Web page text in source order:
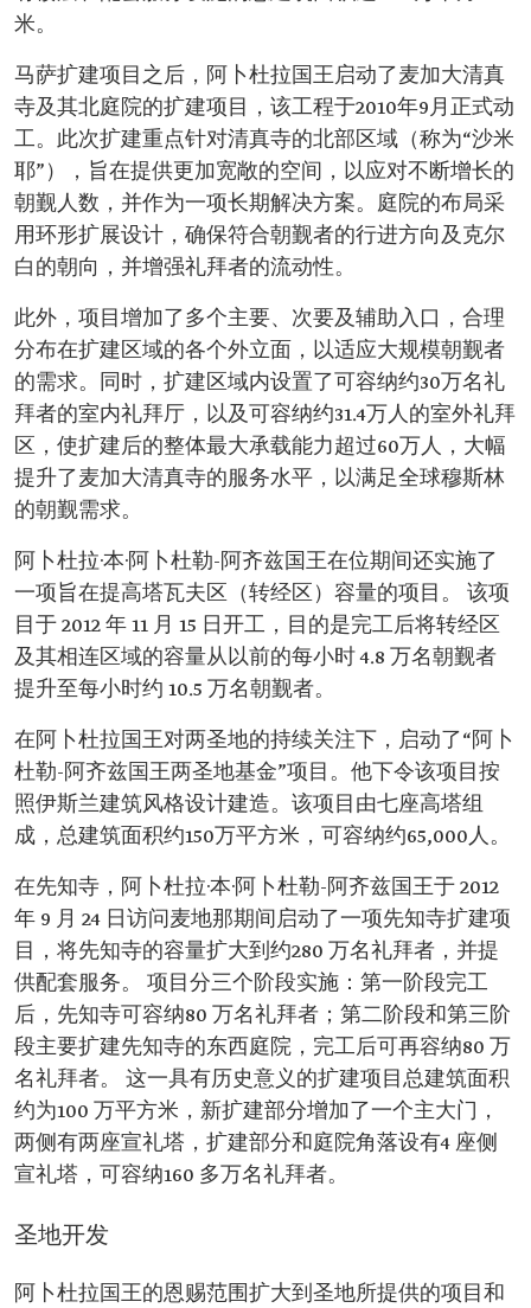
米。
马萨扩建项目之后，阿卜杜拉国王启动了麦加大清真
寺及其北庭院的扩建项目，该工程于2010年9月正式动
工。此次扩建重点针对清真寺的北部区域（称为“沙米
耶”），旨在提供更加宽敞的空间，以应对不断增长的
朝觐人数，并作为一项长期解决方案。庭院的布局采
用环形扩展设计，确保符合朝觐者的行进方向及克尔
白的朝向，并增强礼拜者的流动性。
此外，项目增加了多个主要、次要及辅助入口，合理
分布在扩建区域的各个外立面，以适应大规模朝觐者
的需求。同时，扩建区域内设置了可容纳约30万名礼
拜者的室内礼拜厅，以及可容纳约31.4万人的室外礼拜
区，使扩建后的整体最大承载能力超过60万人，大幅
提升了麦加大清真寺的服务水平，以满足全球穆斯林
的朝觐需求。
阿卜杜拉·本·阿卜杜勒-阿齐兹国王在位期间还实施了
一项旨在提高塔瓦夫区（转经区）容量的项目。 该项
目于 2012 年 11 月 15 日开工，目的是完工后将转经区
及其相连区域的容量从以前的每小时 4.8 万名朝觐者
提升至每小时约 10.5 万名朝觐者。
在阿卜杜拉国王对两圣地的持续关注下，启动了“阿卜
杜勒-阿齐兹国王两圣地基金”项目。他下令该项目按
照伊斯兰建筑风格设计建造。该项目由七座高塔组
成，总建筑面积约150万平方米，可容纳约65,000人。
在先知寺，阿卜杜拉·本·阿卜杜勒-阿齐兹国王于 2012
年 9 月 24 日访问麦地那期间启动了一项先知寺扩建项
目，将先知寺的容量扩大到约280 万名礼拜者，并提
供配套服务。 项目分三个阶段实施：第一阶段完工
后，先知寺可容纳80 万名礼拜者；第二阶段和第三阶
段主要扩建先知寺的东西庭院，完工后可再容纳80 万
名礼拜者。 这一具有历史意义的扩建项目总建筑面积
约为100 万平方米，新扩建部分增加了一个主大门，
两侧有两座宣礼塔，扩建部分和庭院角落设有4 座侧
宣礼塔，可容纳160 多万名礼拜者。
圣地开发
阿卜杜拉国王的恩赐范围扩大到圣地所提供的项目和